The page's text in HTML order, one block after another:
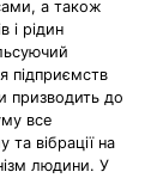
а також
і рідин
підприємств
призводить до
все
та вібрації на
людини. У